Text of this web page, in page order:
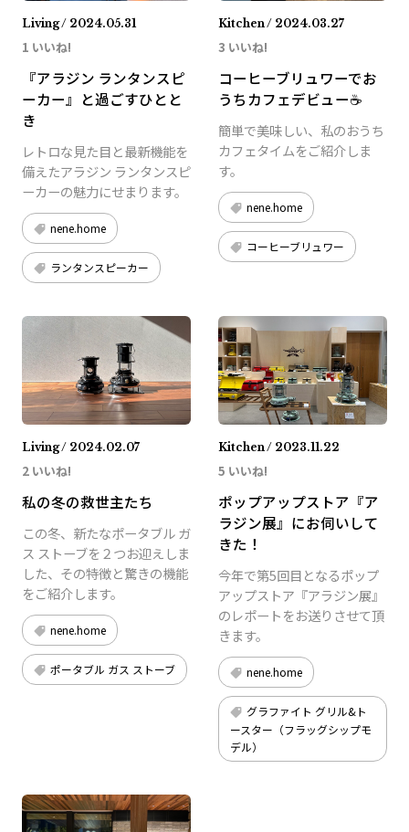
Living / 2024.05.31
1 いいね!
『アラジン ランタンスピ
ーカー』と過ごすひとと
き
レトロな見た目と最新機能を
備えたアラジン ランタンスピ
ーカーの魅力にせまります。
nene.home
ランタンスピーカー
Kitchen / 2024.03.27
3 いいね!
コーヒーブリュワーでお
うちカフェデビュー☕️
簡単で美味しい、私のおうち
カフェタイムをご紹介しま
す。
nene.home
コーヒーブリュワー
Living / 2024.02.07
2 いいね!
私の冬の救世主たち
この冬、新たなポータブル ガ
ス ストーブを２つお迎えしま
した、その特徴と驚きの機能
をご紹介します。
nene.home
ポータブル ガス ストーブ
Kitchen / 2023.11.22
5 いいね!
ポップアップストア『ア
ラジン展』にお伺いして
きた！
今年で第5回目となるポップ
アップストア『アラジン展』
のレポートをお送りさせて頂
きます。
nene.home
グラファイト グリル&ト
ースター（フラッグシップモ
デル）